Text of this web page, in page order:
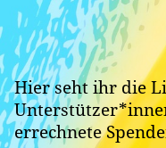
Hier seht ihr die
errechnete